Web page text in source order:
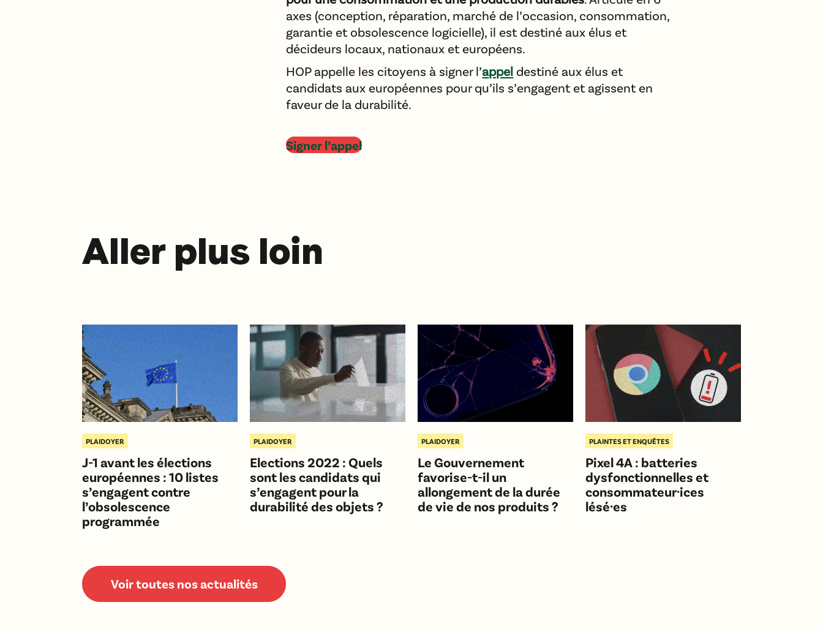
axes (conception, réparation, marché de l’occasion, consommation,
garantie et obsolescence logicielle), il est destiné aux élus et
décideurs locaux, nationaux et européens.
HOP appelle les citoyens à signer l’appel destiné aux élus et
candidats aux européennes pour qu’ils s’engagent et agissent en
faveur de la durabilité.
Signer l’appel
Aller plus loin
PLAIDOYER
J-1 avant les élections
européennes : 10 listes
s’engagent contre
l’obsolescence
programmée
PLAIDOYER
Elections 2022 : Quels
sont les candidats qui
s’engagent pour la
durabilité des objets ?
PLAIDOYER
Le Gouvernement
favorise-t-il un
allongement de la durée
de vie de nos produits ?
PLAINTES ET ENQUÊTES
Pixel 4A : batteries
dysfonctionnelles et
consommateur·ices
lésé·es
Voir toutes nos actualités